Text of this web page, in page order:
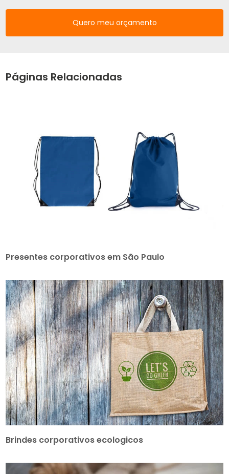
Quero meu orçamento
Páginas Relacionadas
Presentes corporativos em São Paulo
Brindes corporativos ecologicos